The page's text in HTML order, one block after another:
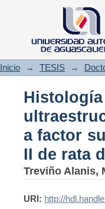
proteína
II de rata
Inicio → TESIS →
a factor
II de rata
Treviño Alanis,
URI: http://